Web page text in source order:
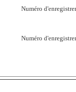
Numéro
Numéro